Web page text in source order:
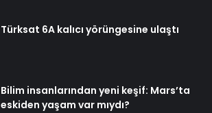
Türksat 6A kalıcı yörüngesine ulaştı
Bilim insanlarından yeni keşif: Mars’ta
eskiden yaşam var mıydı?